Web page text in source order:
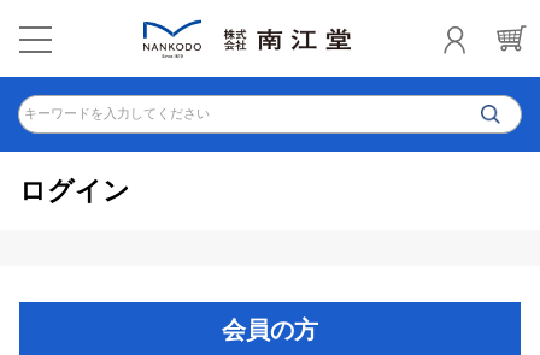
キーワードを入力してください
ログイン
会員の方